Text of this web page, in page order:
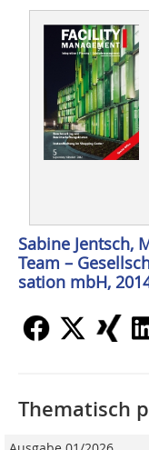
Sabine Jentsch,
Team –
sation mbH,
Thematisch